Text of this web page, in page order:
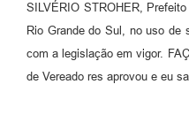
SILVÉRIO STROHER,
Rio Grande do Sul, no uso de
com a legislação em vigor.
de Vereado res aprovou e eu